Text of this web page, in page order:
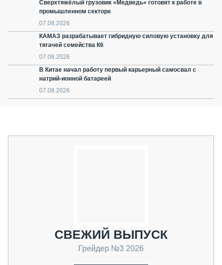
Сверхтяжёлый грузовик «Медведь» готовят к работе в
промышленном секторе
07.08.2026
КАМАЗ разрабатывает гибридную силовую установку для
тягачей семейства К6
07.08.2026
В Китае начал работу первый карьерный самосвал с
натрий-ионной батареей
07.08.2026
СВЕЖИЙ ВЫПУСК
Грейдер №3 2026